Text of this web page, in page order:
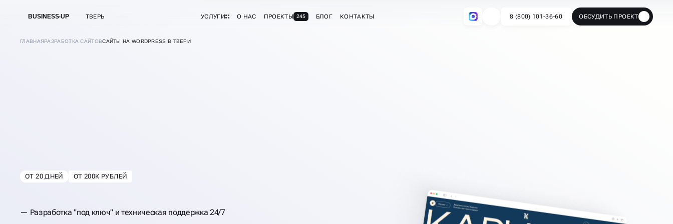
BUSINESS-UP ТВЕРЬ УСЛУГИ О НАС ПРОЕКТЫ 245 БЛОГ КОНТАКТЫ 8 (800) 101-36-60 ОБСУДИТЬ ПРОЕКТ
ГЛАВНАЯРАЗРАБОТКА САЙТОВСАЙТЫ НА WORDPRESS В ТВЕРИ
WORDPRESS
ОТ 20 ДНЕЙ ОТ 200К РУБЛЕЙ
Разработка "под ключ" и техническая поддержка 24/7